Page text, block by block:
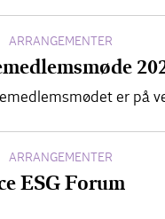
ARRANGEMENTER
er på
ARRANGEMENTER
ESG Forum